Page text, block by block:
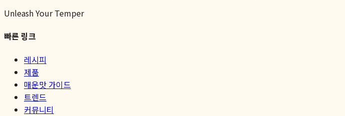
Unleash Your Temper
빠른 링크
레시피
제품
매운맛 가이드
트렌드
커뮤니티